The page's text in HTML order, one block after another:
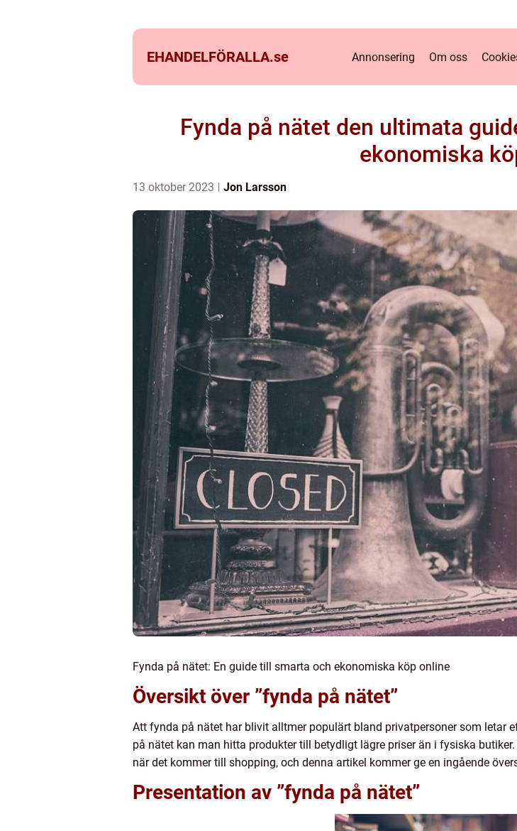
EHANDELFÖRALLA.se Annonsering Om oss
Fynda på nätet den ultimata
ekonomiska
13 oktober 2023 Jon Larsson
Fynda på nätet: En guide till smarta och ekonomiska köp online
Översikt över ”fynda på nätet”
Att fynda på nätet har blivit alltmer populärt bland privatpersoner som letar
på nätet kan man hitta produkter till betydligt lägre priser än i fysiska
när det kommer till shopping, och denna artikel kommer ge en ingående
Presentation av ”fynda på nätet”